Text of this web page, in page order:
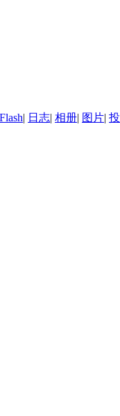
Flash| 日志| 相册| 图片|